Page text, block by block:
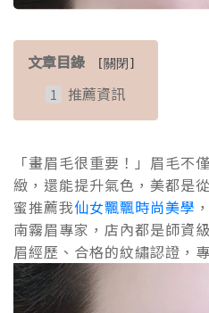
文章目錄 [關閉 ]
推薦資訊
「畫眉毛很重要！」眉毛不
緻，還能提升氣色，美都是
蜜推薦我仙女飄飄時尚美學
南霧眉專家，店內都是師資
眉經歷、合格的紋繡認證，